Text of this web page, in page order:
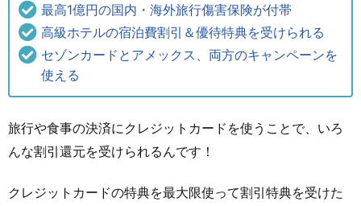
最高1億円の国内・海外旅行傷害保険が付帯
高級ホテルの宿泊費割引＆優待特典を受けられる
セゾンカードとアメックス、両方のキャンペーンを
使える
旅行や食事の決済にクレジットカードを使うことで、いろ
んな割引還元を受けられるんです！
クレジットカードの特典を最大限使って割引特典を受けた